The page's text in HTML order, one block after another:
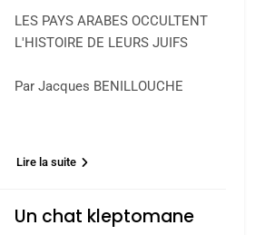
LES PAYS ARABES OCCULTENT
L'HISTOIRE DE LEURS JUIFS
Par Jacques BENILLOUCHE
Lire la suite
Un chat kleptomane